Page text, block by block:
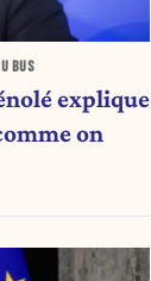
BUS
explique
on